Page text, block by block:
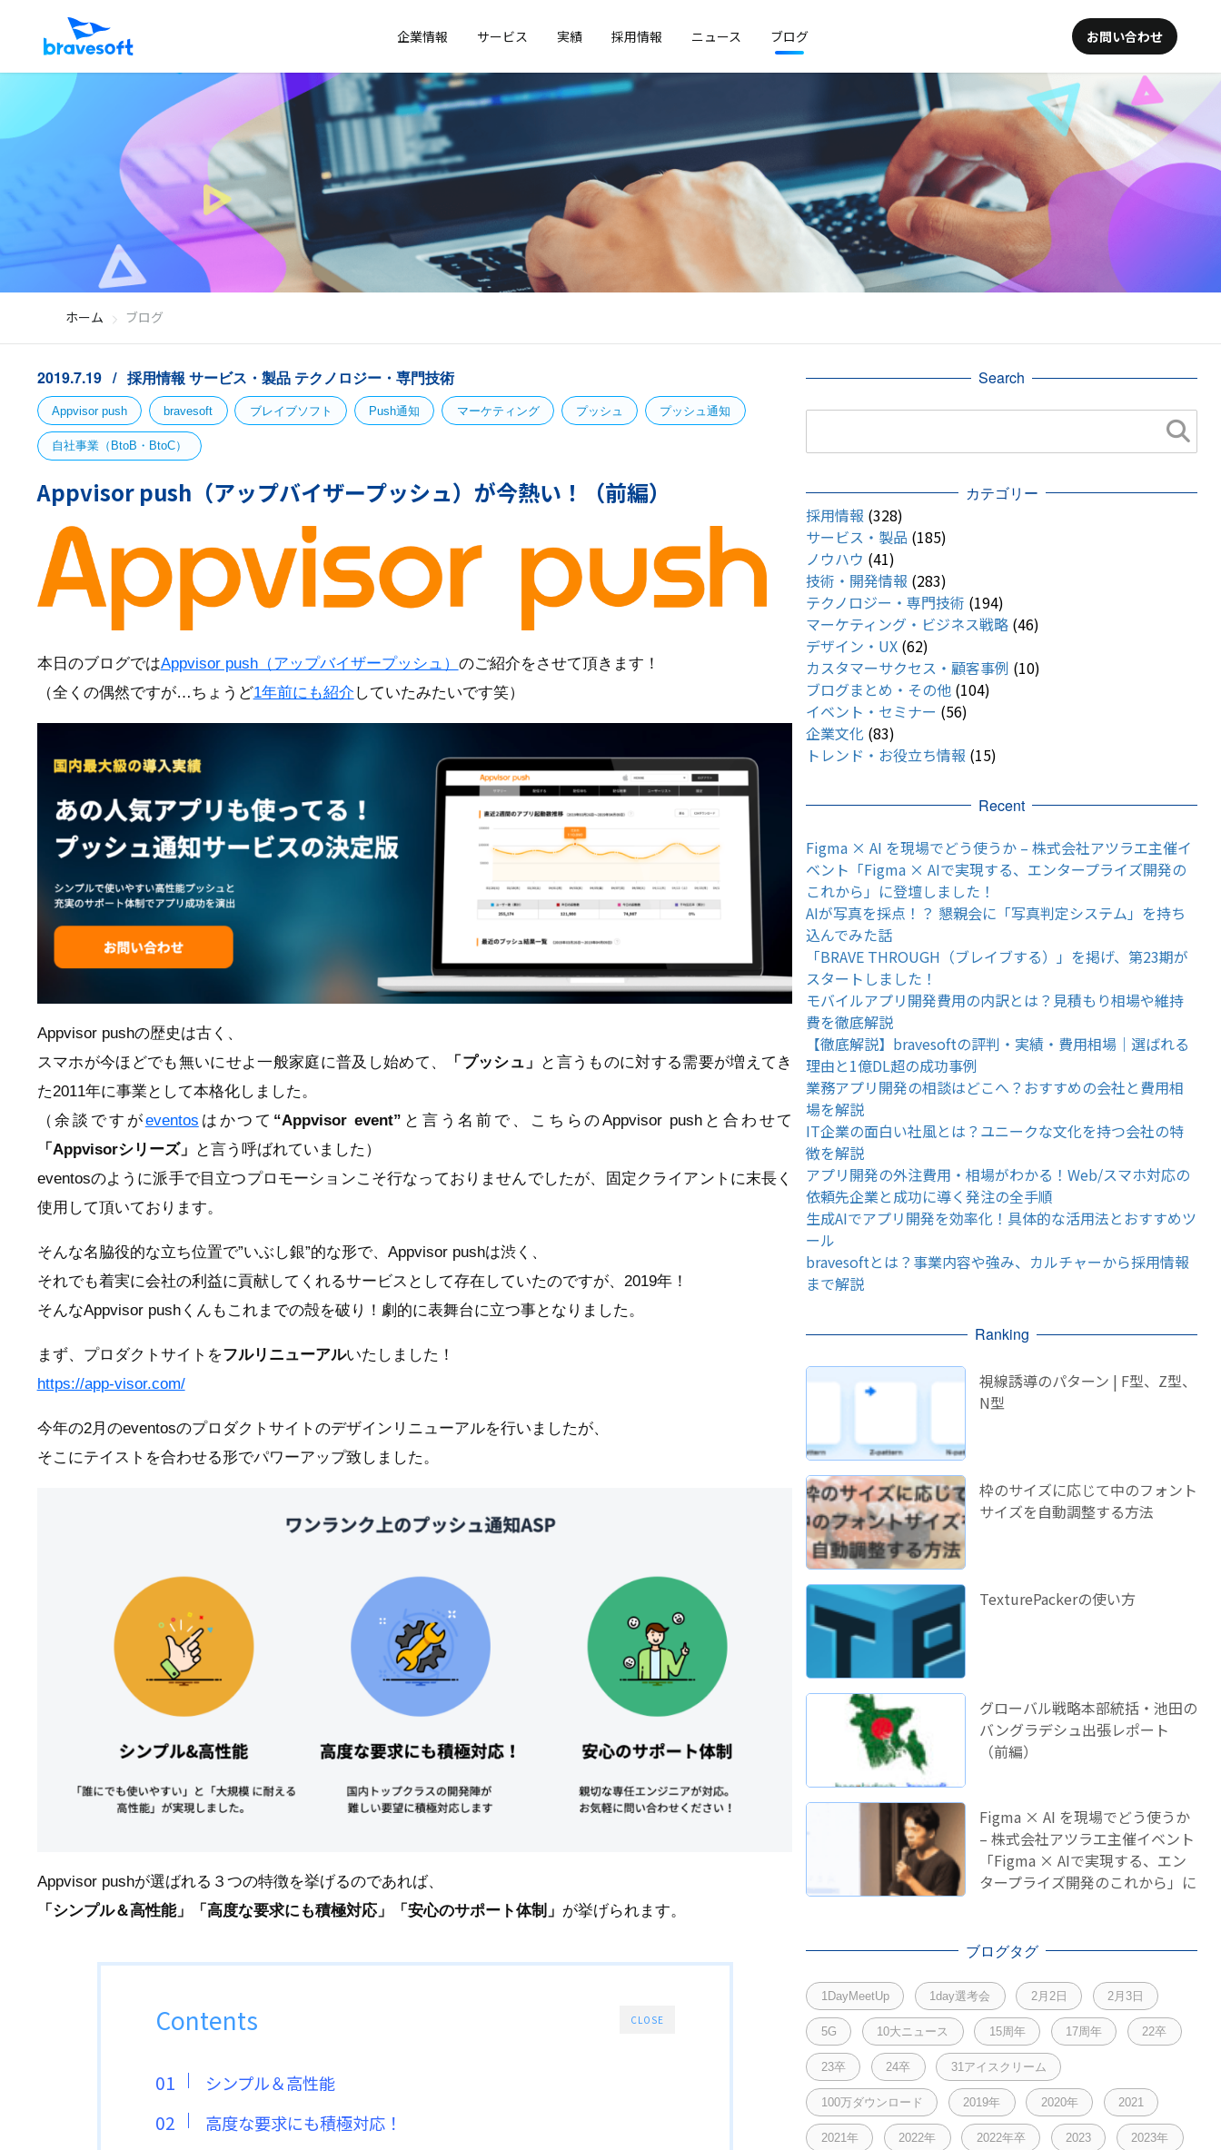
企業情報 サービス 実績 採用情報 ニュース ブログ お問い合わせ
ホーム ブログ
2019.7.19 採用情報 サービス・製品 テクノロジー・専門技術
Appvisor push bravesoft ブレイブソフト Push通知 マーケティング プッシュ プッシュ通知
自社事業（BtoB・BtoC）
Appvisor push（アップバイザープッシュ）が今熱い！（前編）
本日のブログではAppvisor push（アップバイザープッシュ） のご紹介をさせて頂きます！
（全くの偶然ですが…ちょうど1年前にも紹介 していたみたいです笑）
Appvisor pushの歴史は古く、
スマホが今ほどでも無いにせよ一般家庭に普及し始めて、
「プッシュ」
と言うものに対する需要が増えてき
た2011年に事業として本格化しました。
（余談ですがeventos はかつて “Appvisor event” と言う名前で、こちらのAppvisor pushと合わせて
「Appvisorシリーズ」
と言う呼ばれていました）
eventosのように派手で目立つプロモーションこそ行なっておりませんでしたが、固定クライアントに末長く
使用して頂いております。
そんな名脇役的な立ち位置で”いぶし銀”的な形で、Appvisor pushは渋く、
それでも着実に会社の利益に貢献してくれるサービスとして存在していたのですが、2019年！
そんなAppvisor pushくんもこれまでの殻を破り！劇的に表舞台に立つ事となりました。
まず、プロダクトサイトをフルリニューアルいたしました！
https://app-visor.com/
今年の2月のeventosのプロダクトサイトのデザインリニューアルを行いましたが、
そこにテイストを合わせる形でパワーアップ致しました。
Appvisor pushが選ばれる３つの特徴を挙げるのであれば、
「シンプル＆高性能」「高度な要求にも積極対応」「安心のサポート体制」 が挙げられます。
CLOSE
Contents
シンプル＆高性能
高度な要求にも積極対応！
Search
カテゴリー
採用情報 (328)
サービス・製品 (185)
ノウハウ (41)
技術・開発情報 (283)
テクノロジー・専門技術 (194)
マーケティング・ビジネス戦略 (46)
デザイン・UX (62)
カスタマーサクセス・顧客事例 (10)
ブログまとめ・その他 (104)
イベント・セミナー (56)
企業文化 (83)
トレンド・お役立ち情報 (15)
Recent
Figma × AI を現場でどう使うか – 株式会社アツラエ主催イ
ベント「Figma × AIで実現する、エンタープライズ開発の
これから」に登壇しました！
AIが写真を採点！？ 懇親会に「写真判定システム」を持ち
込んでみた話
「BRAVE THROUGH（ブレイブする）」を掲げ、第23期が
スタートしました！
モバイルアプリ開発費用の内訳とは？見積もり相場や維持
費を徹底解説
【徹底解説】bravesoftの評判・実績・費用相場｜選ばれる
理由と1億DL超の成功事例
業務アプリ開発の相談はどこへ？おすすめの会社と費用相
場を解説
IT企業の面白い社風とは？ユニークな文化を持つ会社の特
徴を解説
アプリ開発の外注費用・相場がわかる！Web/スマホ対応の
依頼先企業と成功に導く発注の全手順
生成AIでアプリ開発を効率化！具体的な活用法とおすすめツ
ール
bravesoftとは？事業内容や強み、カルチャーから採用情報
まで解説
Ranking
視線誘導のパターン | F型、Z型、
N型
枠のサイズに応じて中のフォント
サイズを自動調整する方法
TexturePackerの使い方
グローバル戦略本部統括・池田の
バングラデシュ出張レポート
（前編）
Figma × AI を現場でどう使うか
– 株式会社アツラエ主催イベント
「Figma × AIで実現する、エン
タープライズ開発のこれから」に
ブログタグ
1DayMeetUp 1day選考会 2月2日 2月3日
5G 10大ニュース 15周年 17周年 22卒
23卒 24卒 31アイスクリーム
100万ダウンロード 2019年 2020年 2021
2021年 2022年 2022年卒 2023 2023年